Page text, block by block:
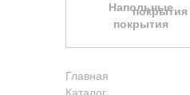
Напольные
покрытия
Главная